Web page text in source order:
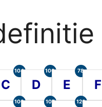
C
104
D
100
E
78
F
100 107 120